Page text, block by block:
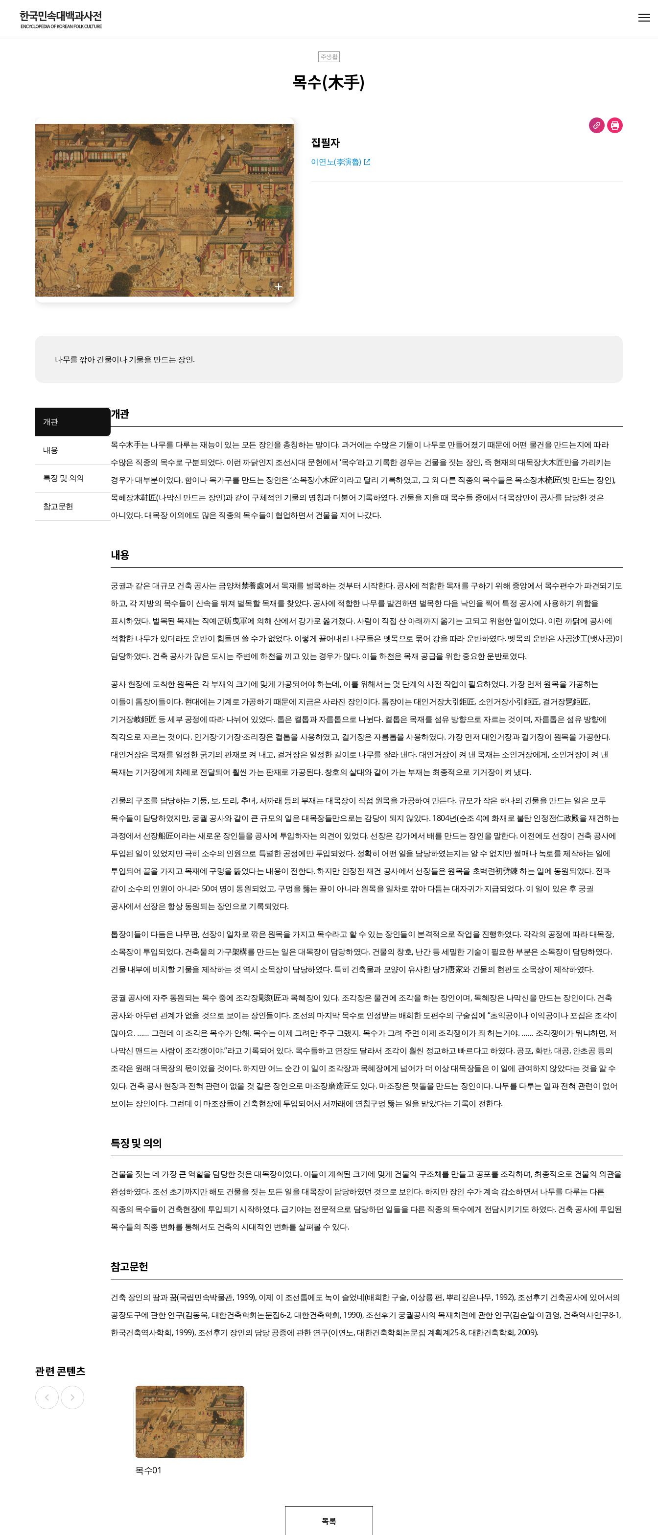
주생활
목수(木手)
집필자
이연노(李演魯)
나무를 깎아 건물이나 기물을 만드는 장인.
개관
내용
특징 및 의의
참고문헌
개관
목수木手는 나무를 다루는 재능이 있는 모든 장인을 총칭하는 말이다. 과거에는 수많은 기물이 나무로 만들어졌기 때문에 어떤 물건을 만드는지에 따라
수많은 직종의 목수로 구분되었다. 이런 까닭인지 조선시대 문헌에서 ‘목수’라고 기록한 경우는 건물을 짓는 장인, 즉 현재의 대목장大木匠만을 가리키는
경우가 대부분이었다. 함이나 목가구를 만드는 장인은 ‘소목장小木匠’이라고 달리 기록하였고, 그 외 다른 직종의 목수들은 목소장木梳匠(빗 만드는 장인),
목혜장木鞋匠(나막신 만드는 장인)과 같이 구체적인 기물의 명칭과 더불어 기록하였다. 건물을 지을 때 목수들 중에서 대목장만이 공사를 담당한 것은
아니었다. 대목장 이외에도 많은 직종의 목수들이 협업하면서 건물을 지어 나갔다.
내용
궁궐과 같은 대규모 건축 공사는 금양처禁養處에서 목재를 벌목하는 것부터 시작한다. 공사에 적합한 목재를 구하기 위해 중앙에서 목수편수가 파견되기도
하고, 각 지방의 목수들이 산속을 뒤져 벌목할 목재를 찾았다. 공사에 적합한 나무를 발견하면 벌목한 다음 낙인을 찍어 특정 공사에 사용하기 위함을
표시하였다. 벌목된 목재는 작예군斫曳軍에 의해 산에서 강가로 옮겨졌다. 사람이 직접 산 아래까지 옮기는 고되고 위험한 일이었다. 이런 까닭에 공사에
적합한 나무가 있더라도 운반이 힘들면 쓸 수가 없었다. 이렇게 끌어내린 나무들은 뗏목으로 묶어 강을 따라 운반하였다. 뗏목의 운반은 사공沙工(뱃사공)이
담당하였다. 건축 공사가 많은 도시는 주변에 하천을 끼고 있는 경우가 많다. 이들 하천은 목재 공급을 위한 중요한 운반로였다.
공사 현장에 도착한 원목은 각 부재의 크기에 맞게 가공되어야 하는데, 이를 위해서는 몇 단계의 사전 작업이 필요하였다. 가장 먼저 원목을 가공하는
이들이 톱장이들이다. 현대에는 기계로 가공하기 때문에 지금은 사라진 장인이다. 톱장이는 대인거장大引鉅匠, 소인거장小引鉅匠, 걸거장乬鉅匠,
기거장岐鉅匠 등 세부 공정에 따라 나뉘어 있었다. 톱은 켤톱과 자름톱으로 나뉜다. 켤톱은 목재를 섬유 방향으로 자르는 것이며, 자름톱은 섬유 방향에
직각으로 자르는 것이다. 인거장·기거장·조리장은 켤톱을 사용하였고, 걸거장은 자름톱을 사용하였다. 가장 먼저 대인거장과 걸거장이 원목을 가공한다.
대인거장은 목재를 일정한 굵기의 판재로 켜 내고, 걸거장은 일정한 길이로 나무를 잘라 낸다. 대인거장이 켜 낸 목재는 소인거장에게, 소인거장이 켜 낸
목재는 기거장에게 차례로 전달되어 훨씬 가는 판재로 가공된다. 창호의 살대와 같이 가는 부재는 최종적으로 기거장이 켜 냈다.
건물의 구조를 담당하는 기둥, 보, 도리, 추녀, 서까래 등의 부재는 대목장이 직접 원목을 가공하여 만든다. 규모가 작은 하나의 건물을 만드는 일은 모두
목수들이 담당하였지만, 궁궐 공사와 같이 큰 규모의 일은 대목장들만으로는 감당이 되지 않았다. 1804년(순조 4)에 화재로 불탄 인정전仁政殿을 재건하는
과정에서 선장船匠이라는 새로운 장인들을 공사에 투입하자는 의견이 있었다. 선장은 강가에서 배를 만드는 장인을 말한다. 이전에도 선장이 건축 공사에
투입된 일이 있었지만 극히 소수의 인원으로 특별한 공정에만 투입되었다. 정확히 어떤 일을 담당하였는지는 알 수 없지만 썰매나 녹로를 제작하는 일에
투입되어 끌을 가지고 목재에 구멍을 뚫었다는 내용이 전한다. 하지만 인정전 재건 공사에서 선장들은 원목을 초벽련初劈鍊 하는 일에 동원되었다. 전과
같이 소수의 인원이 아니라 50여 명이 동원되었고, 구멍을 뚫는 끌이 아니라 원목을 일차로 깎아 다듬는 대자귀가 지급되었다. 이 일이 있은 후 궁궐
공사에서 선장은 항상 동원되는 장인으로 기록되었다.
톱장이들이 다듬은 나무판, 선장이 일차로 깎은 원목을 가지고 목수라고 할 수 있는 장인들이 본격적으로 작업을 진행하였다. 각각의 공정에 따라 대목장,
소목장이 투입되었다. 건축물의 가구架構를 만드는 일은 대목장이 담당하였다. 건물의 창호, 난간 등 세밀한 기술이 필요한 부분은 소목장이 담당하였다.
건물 내부에 비치할 기물을 제작하는 것 역시 소목장이 담당하였다. 특히 건축물과 모양이 유사한 당가唐家와 건물의 현판도 소목장이 제작하였다.
궁궐 공사에 자주 동원되는 목수 중에 조각장彫刻匠과 목혜장이 있다. 조각장은 물건에 조각을 하는 장인이며, 목혜장은 나막신을 만드는 장인이다. 건축
공사와 아무런 관계가 없을 것으로 보이는 장인들이다. 조선의 마지막 목수로 인정받는 배희한 도편수의 구술집에 “초익공이나 이익공이나 포집은 조각이
많아요. …… 그런데 이 조각은 목수가 안해. 목수는 이제 그려만 주구 그랬지. 목수가 그려 주면 이제 조각쟁이가 죄 허는거야. …… 조각쟁이가 뭐냐하면, 저
나막신 맨드는 사람이 조각쟁이야.”라고 기록되어 있다. 목수들하고 연장도 달라서 조각이 훨씬 정교하고 빠르다고 하였다. 공포, 화반, 대공, 안초공 등의
조각은 원래 대목장의 몫이었을 것이다. 하지만 어느 순간 이 일이 조각장과 목혜장에게 넘어가 더 이상 대목장들은 이 일에 관여하지 않았다는 것을 알 수
있다. 건축 공사 현장과 전혀 관련이 없을 것 같은 장인으로 마조장磨造匠도 있다. 마조장은 맷돌을 만드는 장인이다. 나무를 다루는 일과 전혀 관련이 없어
보이는 장인이다. 그런데 이 마조장들이 건축현장에 투입되어서 서까래에 연침구멍 뚫는 일을 맡았다는 기록이 전한다.
특징 및 의의
건물을 짓는 데 가장 큰 역할을 담당한 것은 대목장이었다. 이들이 계획된 크기에 맞게 건물의 구조체를 만들고 공포를 조각하며, 최종적으로 건물의 외관을
완성하였다. 조선 초기까지만 해도 건물을 짓는 모든 일을 대목장이 담당하였던 것으로 보인다. 하지만 장인 수가 계속 감소하면서 나무를 다루는 다른
직종의 목수들이 건축현장에 투입되기 시작하였다. 급기야는 전문적으로 담당하던 일들을 다른 직종의 목수에게 전담시키기도 하였다. 건축 공사에 투입된
목수들의 직종 변화를 통해서도 건축의 시대적인 변화를 살펴볼 수 있다.
참고문헌
건축 장인의 땀과 꿈(국립민속박물관, 1999), 이제 이 조선톱에도 녹이 슬었네(배희한 구술, 이상룡 편, 뿌리깊은나무, 1992), 조선후기 건축공사에 있어서의
공장도구에 관한 연구(김동욱, 대한건축학회논문집6-2, 대한건축학회, 1990), 조선후기 궁궐공사의 목재치련에 관한 연구(김순일·이권영, 건축역사연구8-1,
한국건축역사학회, 1999), 조선후기 장인의 담당 공종에 관한 연구(이연노, 대한건축학회논문집 계획계25-8, 대한건축학회, 2009).
관련 콘텐츠
목수01
목록